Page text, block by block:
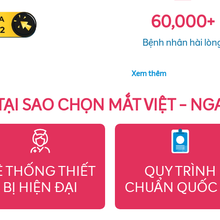
60,000+
Bệnh nhân hài
Xem thêm
SAO CHỌN MẮT VIỆT -
THỐNG THIẾT
BỊ HIỆN ĐẠI
QUY TRÌNH
CHUẨN QUỐC